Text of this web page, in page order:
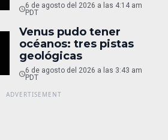
6 de agosto del 2026 a las 4:14 am
PDT
Venus pudo tener
océanos: tres pistas
geológicas
6 de agosto del 2026 a las 3:43 am
PDT